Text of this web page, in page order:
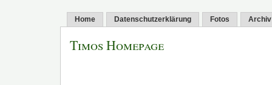
Home Datenschutzerklärung Fotos Archiv
Timos Homepage